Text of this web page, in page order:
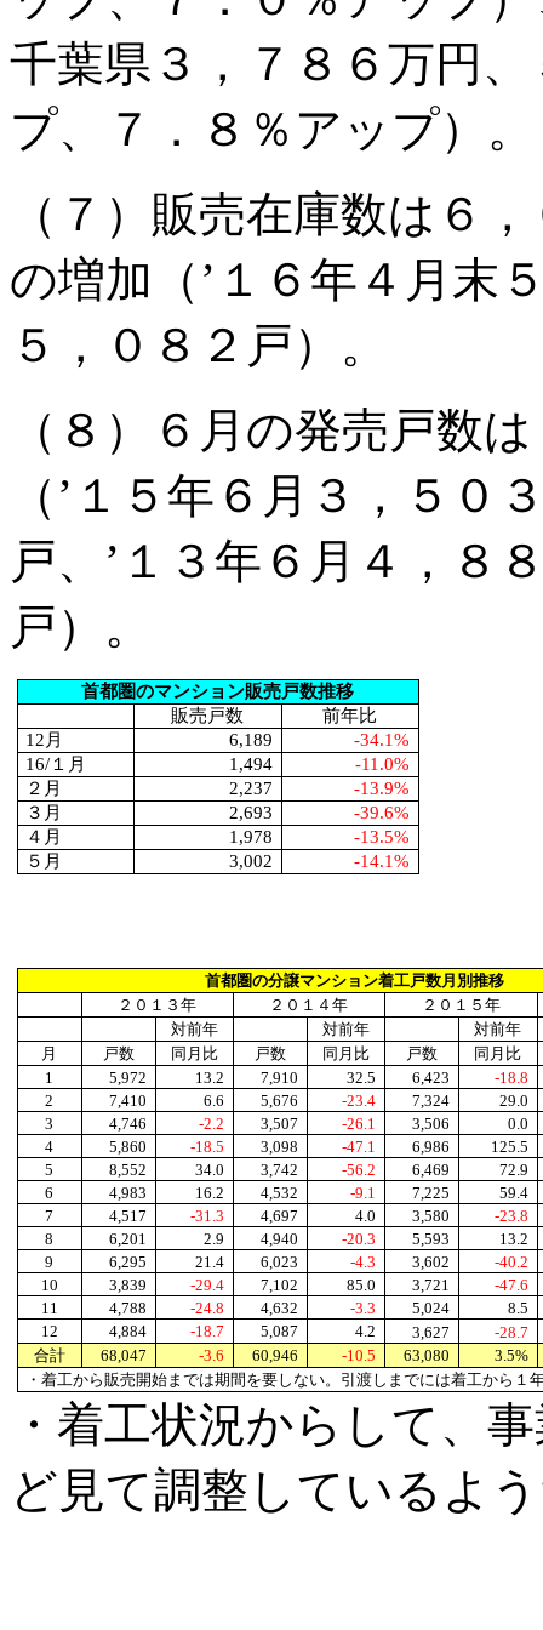
千葉県３，７８６万円
プ、７．８％アップ）。
（７）販売在庫数は６
の増加（’１６年４月末
５，０８２戸）。
（８）６月の発売戸数
（’１５年６月３，５０
戸、’１３年６月４，８
戸）。
首都圏のマンション販売戸数推移
販売戸数
前年比
12月 6,189
-34.1%
16/１月 1,494
-11.0%
２月
2,237
-13.9%
３月
2,693
-39.6%
４月
1,978
-13.5%
５月
3,002 -14.1%
首都圏の分譲マンション着工戸数月別推移
２０１３年
２０１４年
２０１５年
対前年
対前年
対前年
月
戸数 同月比 戸数 同月比 戸数
同月比
1
5,972 13.2 7,910 32.5 6,423
-18.8
2
7,410 6.6 5,676 -23.4 7,324
29.0
3
4,746 -2.2 3,507 -26.1 3,506
0.0
4
5,860 -18.5 3,098 -47.1 6,986
125.5
5
8,552 34.0 3,742 -56.2 6,469
72.9
6
4,983 16.2 4,532 -9.1 7,225
59.4
7
4,517 -31.3 4,697 4.0 3,580
-23.8
8
6,201 2.9 4,940 -20.3 5,593
13.2
9
6,295 21.4 6,023 -4.3 3,602
-40.2
10
3,839 -29.4 7,102 85.0 3,721
-47.6
11
4,788 -24.8 4,632 -3.3 5,024
8.5
12
4,884 -18.7 5,087 4.2 3,627
-28.7
合計
68,047 -3.6 60,946 -10.5 63,080
3.5%
・着工から販売開始までは期間を要しない。引渡しまでには着工から１
・着工状況からして、
ど見て調整しているよ